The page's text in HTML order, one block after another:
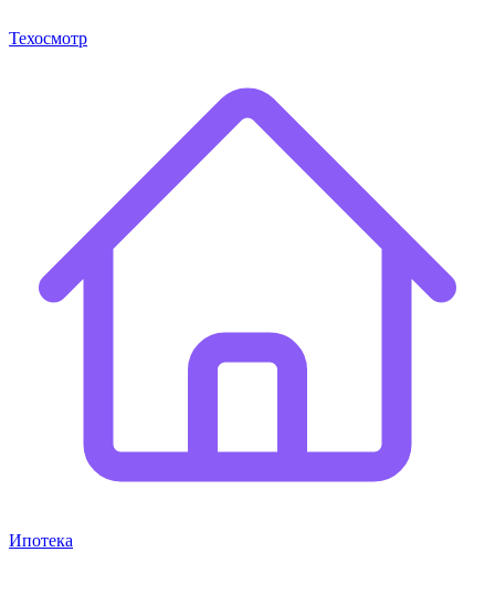
Техосмотр
Ипотека